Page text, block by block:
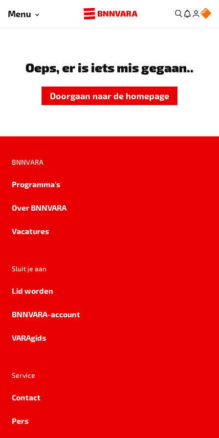
Menu
Oeps, er is iets mis gegaan..
Doorgaan naar de homepage
BNNVARA
Programma's
Over BNNVARA
Vacatures
Sluit je aan
Lid worden
BNNVARA-account
VARAgids
Service
Contact
Pers